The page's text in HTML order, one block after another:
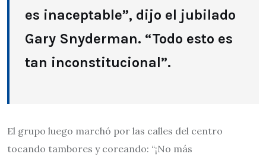
es inaceptable”, dijo el jubilado
Gary Snyderman. “Todo esto es
tan inconstitucional”.
El grupo luego marchó por las calles del centro
tocando tambores y coreando: “¡No más